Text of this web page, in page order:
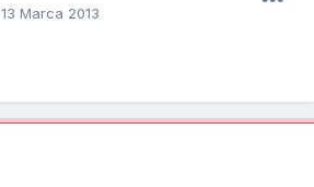
13 Marca 2013